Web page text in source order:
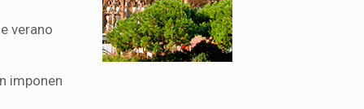
verano
imponen